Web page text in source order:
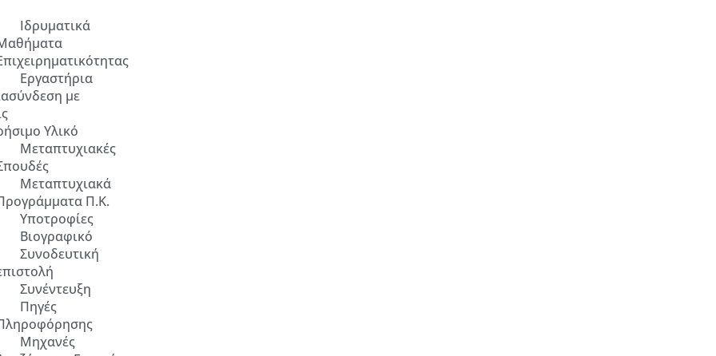
Ιδρυματικά
Εργαστήρια
με
Υλικό
Μεταπτυχιακές
Μεταπτυχιακά
Π.Κ.
Υποτροφίες
Βιογραφικό
Συνοδευτική
Συνέντευξη
Πηγές
Μηχανές